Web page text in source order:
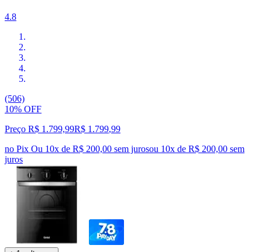
4.8
(506)
10% OFF
Preço R$ 1.799,99R$ 1.799,99
no Pix Ou 10x de R$ 200,00 sem jurosou 10x de R$ 200,00 sem
juros